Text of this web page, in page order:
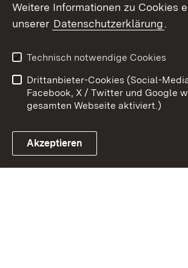
Link zum Landesportal
Kontakt
Datenschutz
Barrierefreiheit
Impressum Cookies
Weitere Informationen zu Cookies
unserer Datenschutzerklärung.
Technisch notwendige Cookies
Drittanbieter-Cookies (Social-
Facebook, X / Twitter und Google
gesamten Webseite aktiviert.)
Akzeptieren